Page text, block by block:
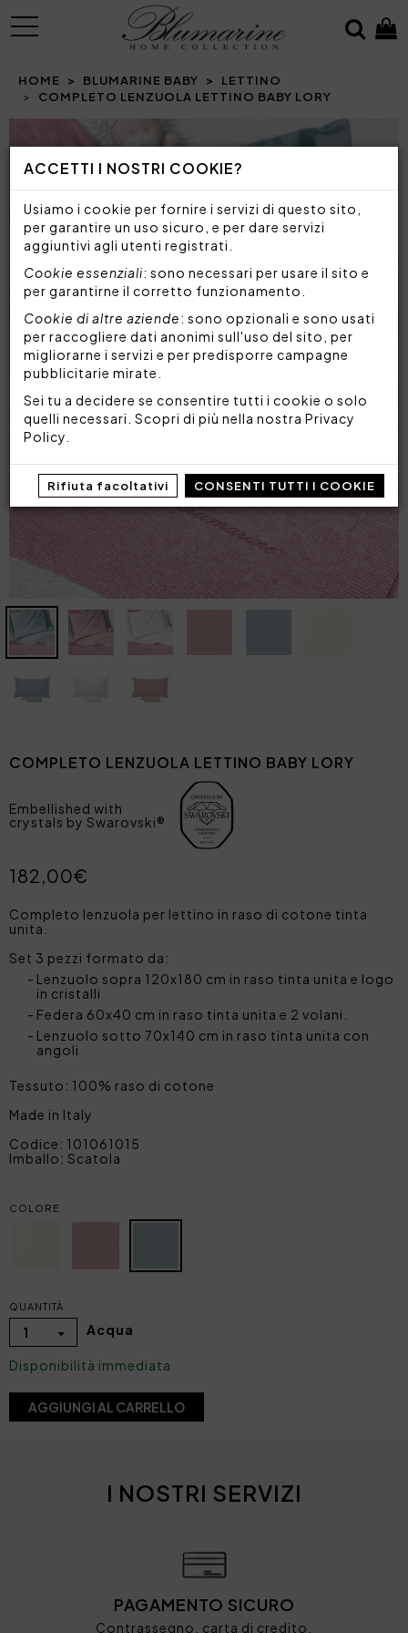
ACCETTI I NOSTRI COOKIE?
Usiamo i cookie per fornire i servizi di questo sito,
per garantire un uso sicuro, e per dare servizi
aggiuntivi agli utenti registrati.
Cookie essenziali: sono necessari per usare il sito e
per garantirne il corretto funzionamento.
Cookie di altre aziende: sono opzionali e sono usati
per raccogliere dati anonimi sull'uso del sito, per
migliorarne i servizi e per predisporre campagne
pubblicitarie mirate.
Sei tu a decidere se consentire tutti i cookie o solo
quelli necessari. Scopri di più nella nostra Privacy
Policy
Rifiuta facoltativi CONSENTI TUTTI I COOKIE
MENU
HOME BLUMARINE BABY
LETTINO
COMPLETO LENZUOLA LETTINO BABY LORY
Prev
COMPLETO LENZUOLA LETTINO BABY LORY
Embellished with
crystals by Swarovski®
182,00€
Completo lenzuola per lettino in raso di cotone tinta
unita.
Set 3 pezzi formato da:
Lenzuolo sopra 120x180 cm in raso tinta unita e logo
in cristalli
Federa 60x40 cm in raso tinta unita e 2 volani.
Lenzuolo sotto 70x140 cm in raso tinta unita con
angoli
Tessuto: 100% raso di cotone
Made in Italy
Codice: 101061015
Imballo: Scatola
COLORE
QUANTITÀ
1 Acqua
Disponibilità immediata
AGGIUNGI AL CARRELLO
I NOSTRI SERVIZI
PAGAMENTO SICURO
Contrassegno, carta di credito,